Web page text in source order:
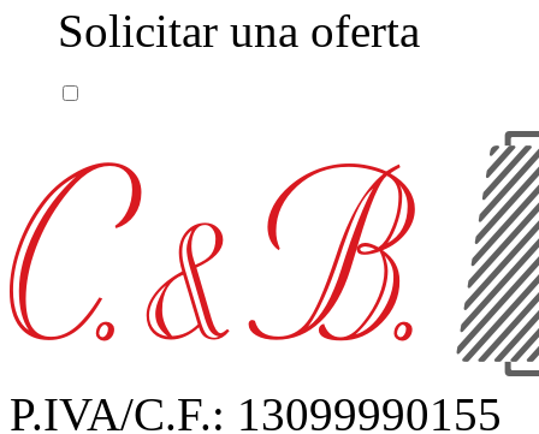
Solicitar una oferta
P.IVA/C.F.: 13099990155